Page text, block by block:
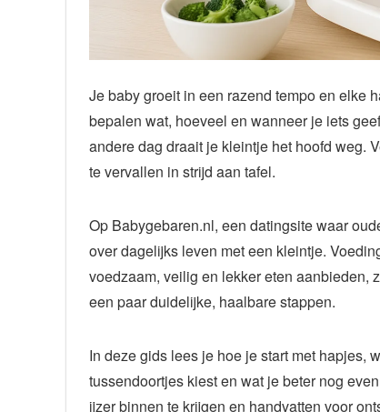
Je baby groeit in een razend tempo en elke
bepalen wat, hoeveel en wanneer je iets
andere dag draait je kleintje het hoofd weg.
te vervallen in strijd aan tafel.
Op Babygebaren.nl, een datingsite waar
over dagelijks leven met een kleintje.
voedzaam, veilig en lekker eten aanbieden,
een paar duidelijke, haalbare stappen.
In deze gids lees je hoe je start met hapjes,
tussendoortjes kiest en wat je beter nog
ijzer binnen te krijgen en handvatten voor